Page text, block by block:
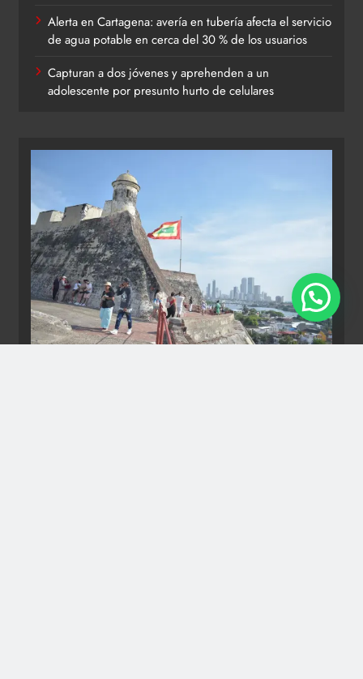
Alerta en Cartagena: avería en tubería afecta el servicio
de agua potable en cerca del 30 % de los usuarios
Capturan a dos jóvenes y aprehenden a un
adolescente por presunto hurto de celulares